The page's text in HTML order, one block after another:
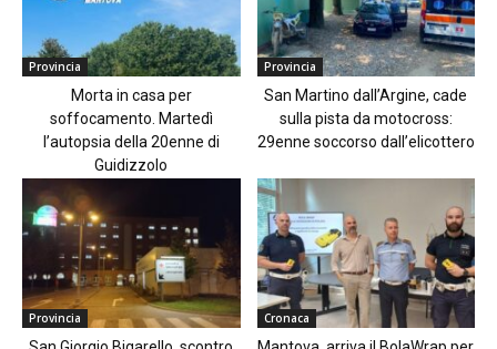
Provincia
Morta in casa per
soffocamento. Martedì
l’autopsia della 20enne di
Guidizzolo
Provincia
San Martino dall’Argine, cade
sulla pista da motocross:
29enne soccorso dall’elicottero
Provincia Cronaca